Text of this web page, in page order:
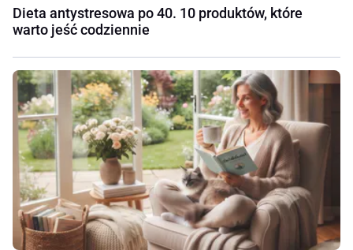
Dieta antystresowa po 40. 10 produktów, które
warto jeść codziennie